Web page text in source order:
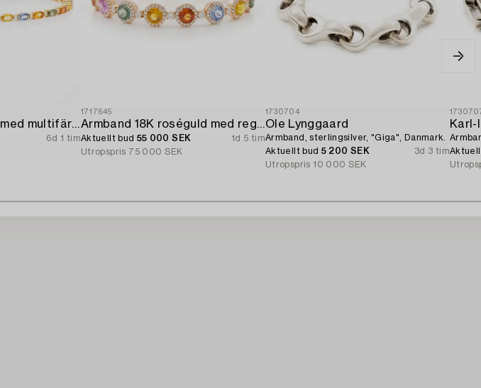
Armband 18K guld med multifärgade safirer och runda briljantslipade diamanter.
6d 1 tim
1717645
Armband 18K roséguld med regnbågsfärgade safirer och briljantslipade diamanter.
Aktuellt bud 55 000 SEK
1d 5 tim
Utropspris 75 000 SEK
1730704
Ole Lynggaard
Armband, sterlingsilver, "Giga", Danmark.
Aktuellt bud 5 200 SEK
3d 3 tim
Utropspris 10 000 SEK
Karl-